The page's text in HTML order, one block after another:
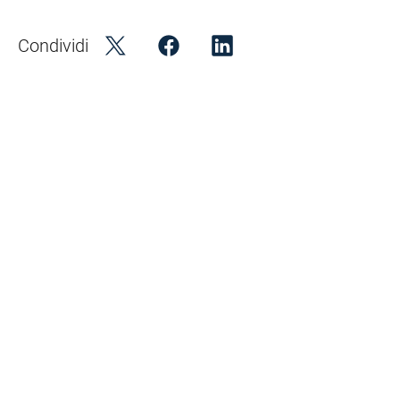
Condividi